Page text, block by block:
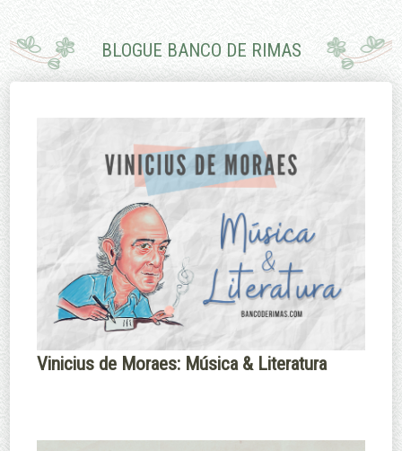
Edmund Burke
sei nadar.
BLOGUE BANCO DE RIMAS
Vinicius de Moraes: Música & Literatura